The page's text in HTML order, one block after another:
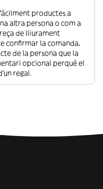
productes a
altra persona o com a
de lliurament
confirmar la comanda,
de la persona que la
opcional perquè el
regal.